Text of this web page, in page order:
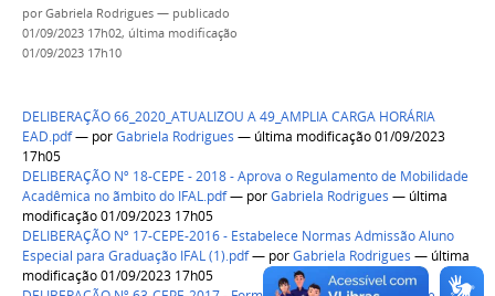
porGabriela Rodrigues — publicado
01/09/2023 17h02, última modificação
01/09/2023 17h10
DELIBERAÇÃO 66_2020_ATUALIZOU A 49_AMPLIA CARGA HORÁRIA
EAD.pdf— porGabriela Rodrigues — última modificação 01/09/2023
17h05
DELIBERAÇÃO Nº 18-CEPE - 2018 - Aprova o Regulamento de Mobilidade
Acadêmica no ãmbito do IFAL.pdf— porGabriela Rodrigues — última
modificação 01/09/2023 17h05
DELIBERAÇÃO Nº 17-CEPE-2016 - Estabelece Normas Admissão Aluno
Especial para Graduação IFAL (1).pdf— porGabriela Rodrigues — última
modificação 01/09/2023 17h05